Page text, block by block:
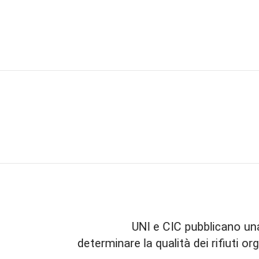
UNI e CIC pubblicano
determinare la qualità dei rifiuti